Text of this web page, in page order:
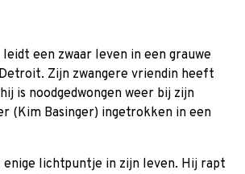
een zwaar leven in een grauwe
Zijn zwangere vriendin heeft
is noodgedwongen weer bij zijn
(Kim Basinger) ingetrokken in een
enige lichtpuntje in zijn leven. Hij rapt